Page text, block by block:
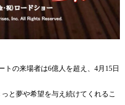
トの来場者は6億人を超え、4月15日
と夢や希望を与え続けてくれるこ